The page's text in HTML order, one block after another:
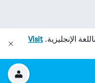
الإنجليزية.Visit